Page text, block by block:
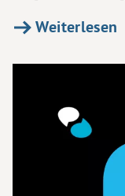
Weiterlesen